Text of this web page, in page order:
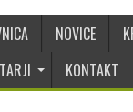
NOVICE
KONTAKT